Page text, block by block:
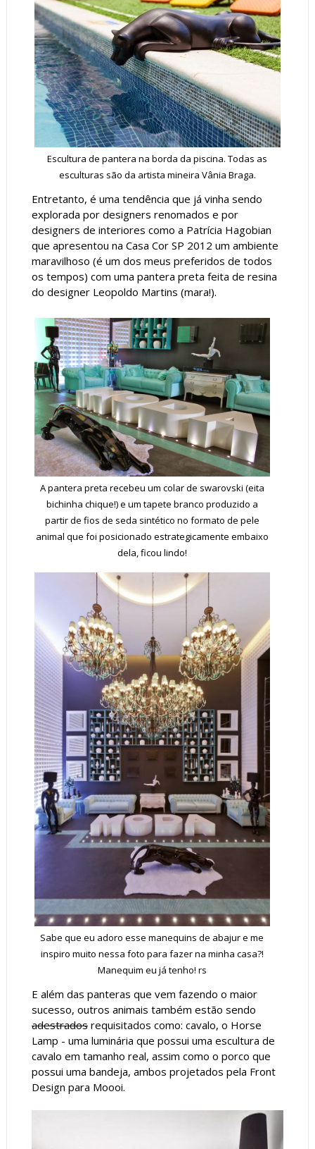
Escultura de pantera na borda da piscina. Todas as
esculturas são da artista mineira Vânia Braga.
Entretanto, é uma tendência que já vinha sendo
explorada por designers renomados e por
designers de interiores como a Patrícia Hagobian
que apresentou na Casa Cor SP 2012 um ambiente
maravilhoso (é um dos meus preferidos de todos
os tempos) com uma pantera preta feita de resina
do designer Leopoldo Martins (mara!).
A pantera preta recebeu um colar de swarovski (eita
bichinha chique!) e um tapete branco produzido a
partir de fios de seda sintético no formato de pele
animal que foi posicionado estrategicamente embaixo
dela, ficou lindo!
Sabe que eu adoro esse manequins de abajur e me
inspiro muito nessa foto para fazer na minha casa?!
Manequim eu já tenho! rs
E além das panteras que vem fazendo o maior
sucesso, outros animais também estão sendo
adestradosrequisitados como: cavalo, o Horse
Lamp - uma luminária que possui uma escultura de
cavalo em tamanho real, assim como o porco que
possui uma bandeja, ambos projetados pela Front
Design para Moooi.